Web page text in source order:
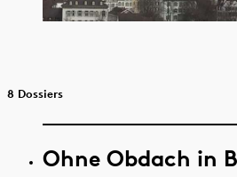
8 Dossiers
Ohne Obdach in